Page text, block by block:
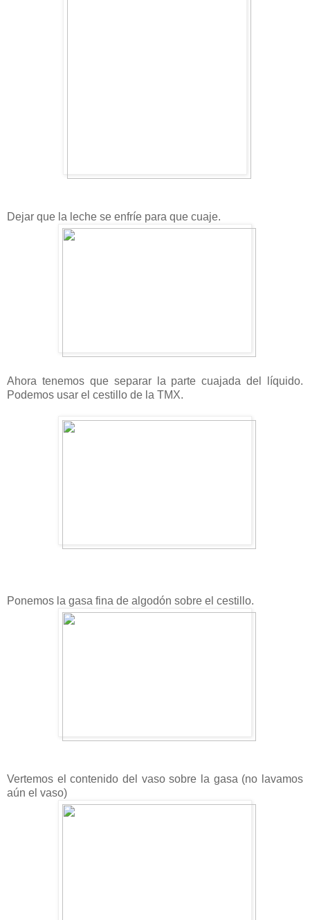
Dejar que la leche se enfríe para que cuaje.
Ahora tenemos que separar la parte cuajada del líquido.
Podemos usar el cestillo de la TMX.
Ponemos la gasa fina de algodón sobre el cestillo.
Vertemos el contenido del vaso sobre la gasa (no lavamos
aún el vaso)